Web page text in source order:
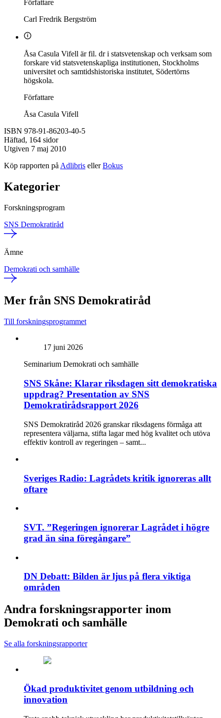
Författare
Carl Fredrik Bergström
Åsa Casula Vifell är fil. dr i statsvetenskap och verksam som
forskare vid statsvetenskapliga institutionen, Stockholms
universitet och samtidshistoriska institutet, Södertörns
högskola.
Författare
Åsa Casula Vifell
ISBN 978-91-86203-40-5
Häftad, 164 sidor
Utgiven 7 maj 2010
Köp rapporten på Adlibris ellerBokus
Kategorier
Forskningsprogram
SNS Demokratiråd
Ämne
Demokrati och samhälle
Mer från SNS Demokratiråd
Till forskningsprogrammet
17 juni 2026
Seminarium Demokrati och samhälle
SNS Skåne: Klarar riksdagen sitt demokratiska
uppdrag? Presentation av SNS
Demokratirådsrapport 2026
SNS Demokratiråd 2026 granskar riksdagens förmåga att
representera väljarna, stifta lagar med hög kvalitet och utöva
effektiv kontroll av regeringen – samt...
Sveriges Radio: Lagrådets kritik ignoreras allt
oftare
SVT. ”Regeringen ignorerar Lagrådet i högre
grad än sina föregångare”
DN Debatt: Bilden är ljus på flera viktiga
områden
Andra forskningsrapporter inom
Demokrati och samhälle
Se alla forskningsrapporter
Ökad produktivitet genom utbildning och
innovation